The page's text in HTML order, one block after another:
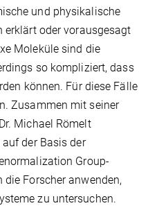
und physikalische
erklärt oder vorausgesagt
Moleküle sind die
so kompliziert, dass
können. Für diese Fälle
Zusammen mit seiner
Michael Römelt
der Basis der
Group-
die Forscher anwenden,
zu untersuchen.